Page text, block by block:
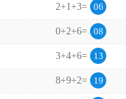
2+1+3= 06
0+2+6= 08
3+4+6= 13
8+9+2= 19